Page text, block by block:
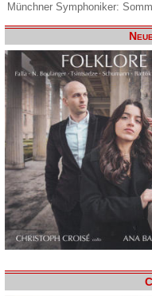
Münchner Symphoniker: